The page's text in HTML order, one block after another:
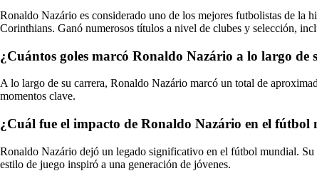
Ronaldo Nazário es considerado uno de los mejores futbolistas de
Corinthians. Ganó numerosos títulos a nivel de clubes y selección,
¿Cuántos goles marcó Ronaldo Nazário a lo largo de
A lo largo de su carrera, Ronaldo Nazário marcó un total de
momentos clave.
¿Cuál fue el impacto de Ronaldo Nazário en el fútbol
Ronaldo Nazário dejó un legado significativo en el fútbol mundial.
estilo de juego inspiró a una generación de jóvenes.